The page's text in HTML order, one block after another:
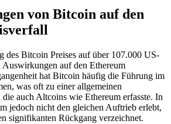
von Bitcoin auf den
des Bitcoin Preises auf über 107.000 US-
auf den Ethereum
hat Bitcoin häufig die Führung im
was oft zu einer allgemeinen
auch Altcoins wie Ethereum erfasste. In
jedoch nicht den gleichen Auftrieb erlebt,
signifikanten Rückgang verzeichnet.